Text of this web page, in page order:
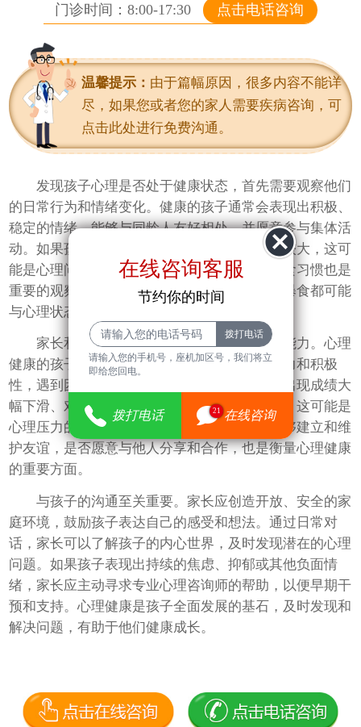
门诊时间：8:00-17:30 点击电话咨询
温馨提示： 由于篇幅原因，很多内容不能详
尽，如果您或者您的家人需要疾病咨询，可
点击此处进行免费沟通。
发现孩子心理是否处于健康状态，首先需要观察他们
的日常行为和情绪变化。健康的孩子通常会表现出积极、
稳定的情绪，能够与同龄人友好相处，并愿意参与集体活
动。如果孩子突然变得孤僻、易怒或情绪波动较大，这可
能是心理问题的信号。此外，孩子的睡眠和饮食习惯也是
重要的观察指标，长期失眠、食欲不振或暴饮暴食都可能
与心理状态不佳有关。
家长和老师应关注孩子的学业表现和社交能力。心理
健康的孩子通常能够在学习中保持一定的专注力和积极
性，遇到困难时也会尝试寻求帮助。如果孩子出现成绩大
幅下滑、对学习失去兴趣或频繁逃避学校活动，这可能是
心理压力的表现。同时，孩子在社交中是否能够建立和维
护友谊，是否愿意与他人分享和合作，也是衡量心理健康
的重要方面。
与孩子的沟通至关重要。家长应创造开放、安全的家
庭环境，鼓励孩子表达自己的感受和想法。通过日常对
话，家长可以了解孩子的内心世界，及时发现潜在的心理
问题。如果孩子表现出持续的焦虑、抑郁或其他负面情
绪，家长应主动寻求专业心理咨询师的帮助，以便早期干
预和支持。心理健康是孩子全面发展的基石，及时发现和
解决问题，有助于他们健康成长。
在线咨询客服
节约你的时间
请输入您的手机号，座机加区号，我们将立
即给您回电。
拨打电话 21 在线咨询